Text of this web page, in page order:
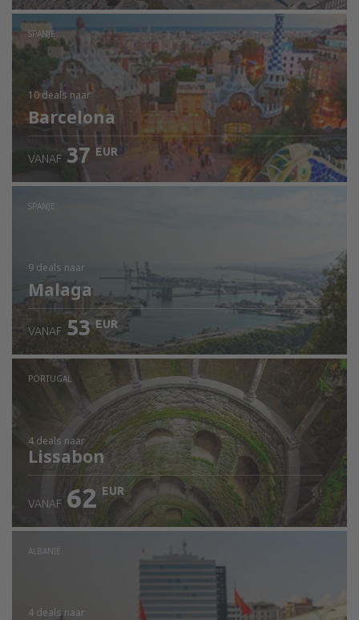
SPANJE
10 deals naar
Barcelona
VANAF 37 EUR
SPANJE
9 deals naar
Malaga
VANAF 53 EUR
PORTUGAL
4 deals naar
Lissabon
VANAF 62 EUR
ALBANIË
4 deals naar